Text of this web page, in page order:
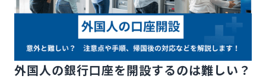
#農業・水産業#宿泊・飲食#介護・福祉# 建設業#製造業
IT・システム開発#在留資格 #手続き#インドネシア
#特定技能#採用
外国人の銀行口座を開設するのは難しい？